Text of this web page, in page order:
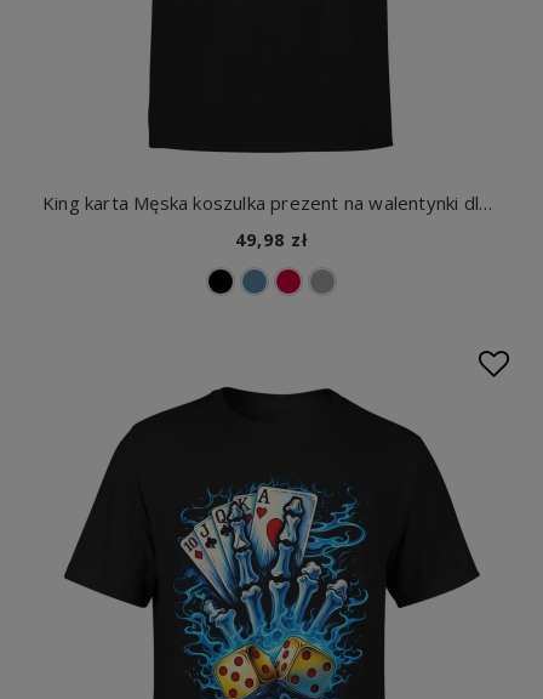
King karta Męska koszulka prezent na walentynki dla męża chłopaka niego faceta
49,98 zł